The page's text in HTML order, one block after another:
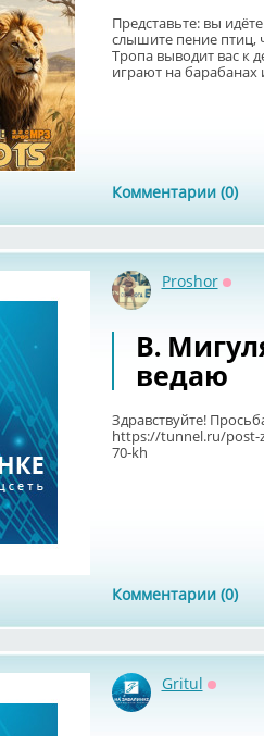
Представьте: вы
слышите пение птиц,
Тропа выводит вас к
играют на барабанах
Комментарии (0)
Proshor
В.
ведаю
Здравствуйте!
https://tunnel.ru/post-
70-kh
Комментарии (0)
Gritul